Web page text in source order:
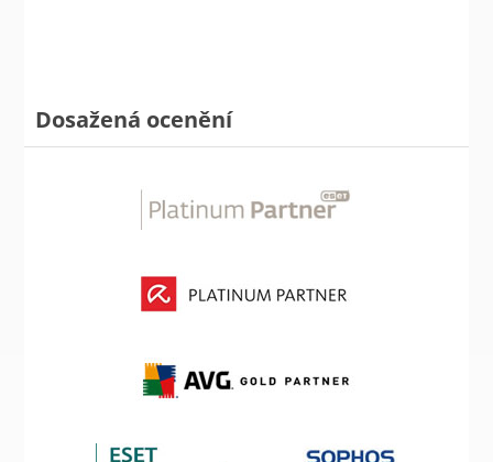
Dosažená ocenění